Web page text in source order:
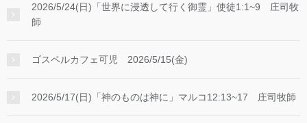
2026/5/24(日)「世界に浸透して行く御霊」使徒1:1~9 庄司牧
師
ゴスペルカフェ可児 2026/5/15(金)
2026/5/17(日)「神のものは神に」マルコ12:13~17 庄司牧師